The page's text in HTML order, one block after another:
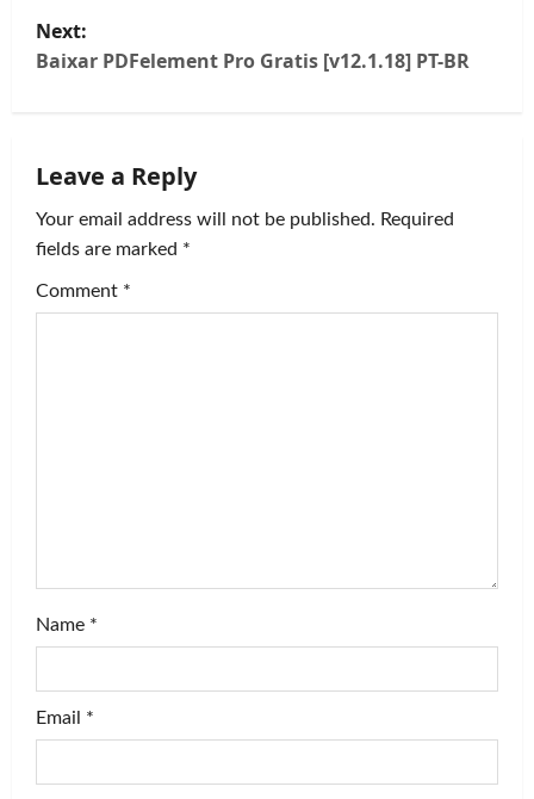
s
a
v
i
n
Next:
Baixar PDFelement Pro Gratis [v12.1.18] PT-BR
Leave a Reply
Your email address will not be published. Required
fields are marked *
Comment *
Name *
Email *